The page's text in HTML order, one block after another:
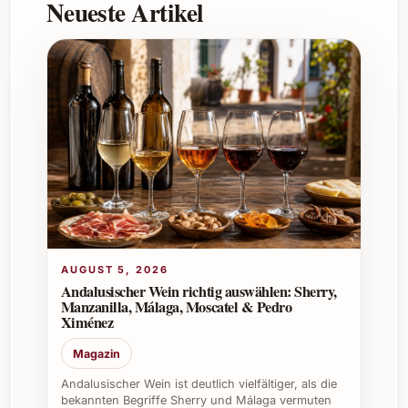
zu festlichen Menüs in der Gastronomie.
Gibt es Tipps zur Kombination mit anderen
Getränken?
Am besten allein geniessen, da die feine
Frische des Weins die perfekte Balance
bietet. Leichte Cocktails können aber mit
Albariño-Weinen ebenfalls interessant sein.
Woher stammt der Leirana Albariño 2025?
Rías Baixas, bekannt für ihre hochwertigen
Albariño-Weine mit einzigartiger Frische und
Mineralität.
Individuelle Empfehlungen und
Vorteile
Neueste Artikel
AUGUST 5, 2026
Andalusischer Wein richtig auswählen: Sherry,
Manzanilla, Málaga, Moscatel & Pedro
Ximénez
Magazin
Andalusischer Wein ist deutlich vielfältiger, als die
bekannten Begriffe Sherry und Málaga vermuten